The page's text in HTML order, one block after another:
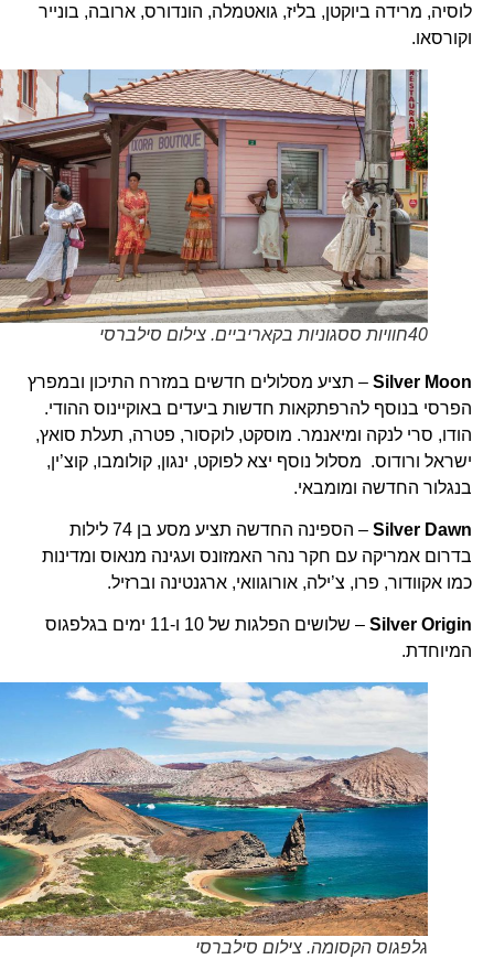
לוסיה, מרידה ביוקטן, בליז, גואטמלה, הונדורס, ארובה, בונייר
וקורסאו.
Silver Moon– תציע מסלולים חדשים במזרח התיכון ובמפרץ
הפרסי בנוסף להרפתקאות חדשות ביעדים באוקיינוס ההודי.
הודו, סרי לנקה ומיאנמר. מוסקט, לוקסור, פטרה, תעלת סואץ,
ישראל ורודוס. מסלול נוסף יצא לפוקט, ינגון, קולומבו, קוצ’ין,
בנגלור החדשה ומומבאי.
Silver Dawn
– הספינה החדשה תציע מסע בן 74 לילות
בדרום אמריקה עם חקר נהר האמזונס ועגינה מנאוס ומדינות
כמו אקוודור, פרו, צ’ילה, אורוגוואי, ארגנטינה וברזיל.
Silver Origin
– שלושים הפלגות של 10 ו-11 ימים בגלפגוס
המיוחדת.
גלפגוס הקסומה. צילום סילברסי